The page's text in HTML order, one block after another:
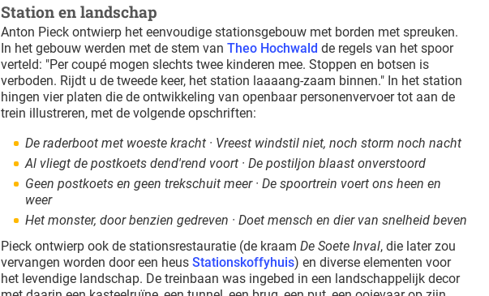
Station en landschap
Anton Pieck ontwierp het eenvoudige stationsgebouw met borden met spreuken.
In het gebouw werden met de stem van Theo Hochwald de regels van het spoor
verteld: "Per coupé mogen slechts twee kinderen mee. Stoppen en botsen is
verboden. Rijdt u de tweede keer, het station laaaang-zaam binnen." In het station
hingen vier platen die de ontwikkeling van openbaar personenvervoer tot aan de
trein illustreren, met de volgende opschriften:
De raderboot met woeste kracht · Vreest windstil niet, noch storm noch nacht
Al vliegt de postkoets dend'rend voort · De postiljon blaast onverstoord
Geen postkoets en geen trekschuit meer · De spoortrein voert ons heen en
weer
Het monster, door benzien gedreven · Doet mensch en dier van snelheid beven
Pieck ontwierp ook de stationsrestauratie (de kraam De Soete Inval, die later zou
vervangen worden door een heus Stationskoffyhuis) en diverse elementen voor
het levendige landschap. De treinbaan was ingebed in een landschappelijk decor